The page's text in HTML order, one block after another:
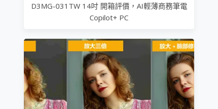
D3MG-031TW 14吋 開箱評價，AI輕薄商務筆電
Copilot+ PC